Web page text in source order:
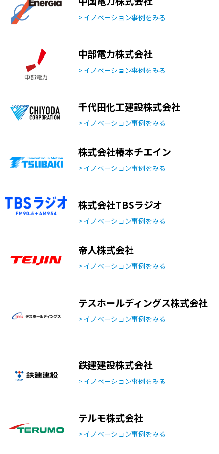
> イノベーション事例をみる
中部電力株式会社
> イノベーション事例をみる
千代田化工建設株式会社
> イノベーション事例をみる
株式会社椿本チエイン
> イノベーション事例をみる
株式会社TBSラジオ
> イノベーション事例をみる
帝人株式会社
> イノベーション事例をみる
テスホールディングス株式会社
> イノベーション事例をみる
鉄建建設株式会社
> イノベーション事例をみる
テルモ株式会社
> イノベーション事例をみる